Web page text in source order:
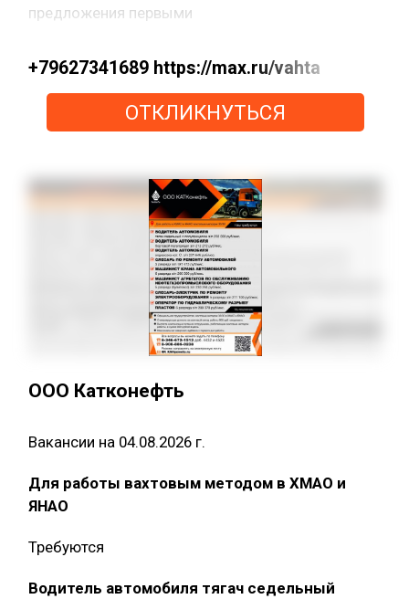
предложения первыми
+79627341689 https://max.ru/vahta
ОТКЛИКНУТЬСЯ
ООО Катконефть
Вакансии на 04.08.2026 г.
Для работы вахтовым методом в ХМАО и
ЯНАО
Требуются
Водитель автомобиля тягач седельный